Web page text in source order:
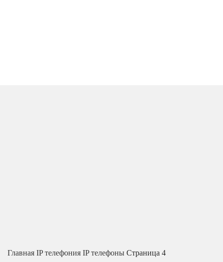
Главная IP телефония IP телефоны Страница 4